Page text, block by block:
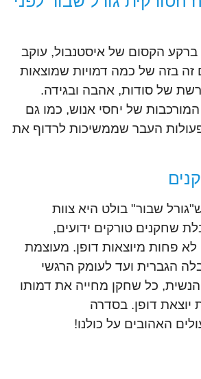
הקסום של איסטנבול, עוקב
זה בזה של כמה דמויות שמוצאות
של סודות, אהבה ובגידה.
של יחסי אנוש, כמו גם
העבר שממשיכות לרדוף את
שבור" בולט היא צוות
שחקנים טורקים ידועים,
לא פחות מיוצאות דופן. מעוצמת
הגברית ועד לעומק הרגשי
כל שחקן מחייה את דמותו
יוצאת דופן. בסדרה
האהובים על כולנו!